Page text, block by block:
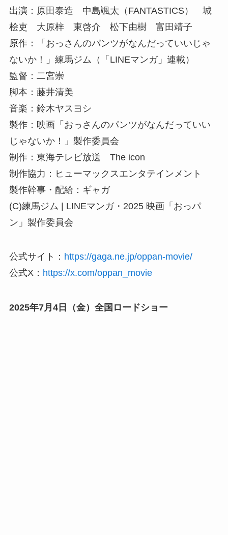
出演：原田泰造 中島颯太（FANTASTICS） 城
桧吏 大原梓 東啓介 松下由樹 富田靖子
原作：「おっさんのパンツがなんだっていいじゃ
ないか！」練馬ジム（「LINEマンガ」連載）
監督：二宮崇
脚本：藤井清美
音楽：鈴木ヤスヨシ
製作：映画「おっさんのパンツがなんだっていい
じゃないか！」製作委員会
制作：東海テレビ放送 The icon
制作協力：ヒューマックスエンタテインメント
製作幹事・配給：ギャガ
(C)練馬ジム | LINEマンガ・2025 映画「おっパ
ン」製作委員会
公式サイト： https://gaga.ne.jp/oppan-movie/
公式X： https://x.com/oppan_movie
2025年7月4日（金）全国ロードショー